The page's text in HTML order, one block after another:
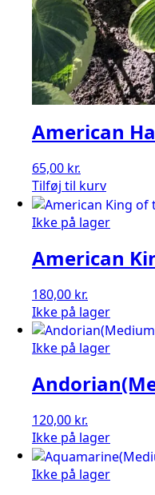
American
65,00 kr.
American
Halo(Large)
antal
Tilføj til kurv
Ikke på lager
American
180,00 kr.
Ikke på lager
Ikke på lager
120,00 kr.
Ikke på lager
Ikke på lager